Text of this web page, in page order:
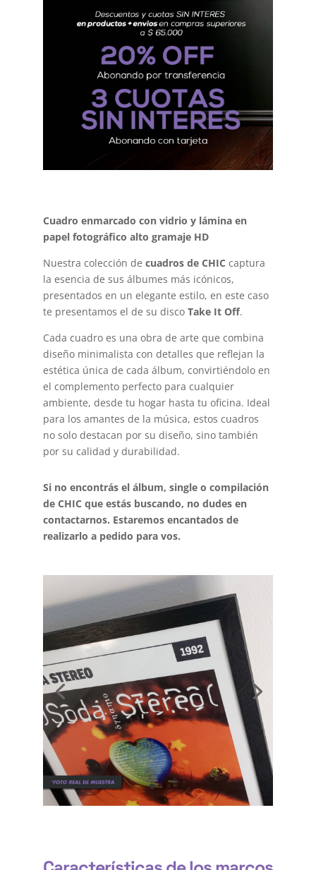
Cuadro enmarcado con vidrio y lámina en
papel fotográfico alto gramaje HD
Nuestra colección de cuadros de CHIC captura
la esencia de sus álbumes más icónicos,
presentados en un elegante estilo, en este caso
te presentamos el de su disco Take It Off.
Cada cuadro es una obra de arte que combina
diseño minimalista con detalles que reflejan la
estética única de cada álbum, convirtiéndolo en
el complemento perfecto para cualquier
ambiente, desde tu hogar hasta tu oficina. Ideal
para los amantes de la música, estos cuadros
no solo destacan por su diseño, sino también
por su calidad y durabilidad.
Si no encontrás el álbum, single o compilación
de CHIC que estás buscando, no dudes en
contactarnos. Estaremos encantados de
realizarlo a pedido para vos.